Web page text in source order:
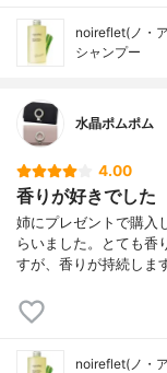
noireflet(ノ・
シャンプー
水晶ポムポム
4.00
香りが好きでした
姉にプレゼントで購入
らいました。とても香
すが、香りが持続しま
noireflet(ノ・